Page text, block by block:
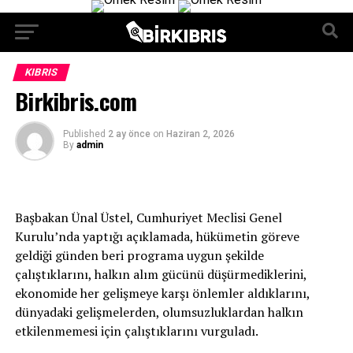
KIBRIS
Birkibris.com
Published 2 ay önce on Haziran 2, 2026
By admin
Başbakan Ünal Üstel, Cumhuriyet Meclisi Genel
Kurulu’nda yaptığı açıklamada, hükümetin göreve
geldiği günden beri programa uygun şekilde
çalıştıklarını, halkın alım gücünü düşürmediklerini,
ekonomide her gelişmeye karşı önlemler aldıklarını,
dünyadaki gelişmelerden, olumsuzluklardan halkın
etkilenmemesi için çalıştıklarını vurguladı.